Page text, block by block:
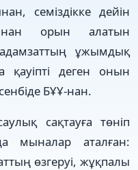
семіздікке дейін
орын алатын
ұжымдық
деген онын
БҰҰ-нан.
сақтауға төніп
мыналар аталған:
өзгеруі, жұқпалы